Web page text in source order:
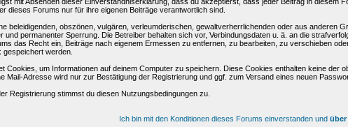
dieses Forums nur für ihre eigenen Beiträge verantwortlich sind.
beleidigenden, obszönen, vulgären, verleumderischen, gewaltverherrlichenden oder aus anderen
und permanenter Sperrung. Die Betreiber behalten sich vor, Verbindungsdaten u. ä. an die
das Recht ein, Beiträge nach eigenem Ermessen zu entfernen, zu bearbeiten, zu verschieben
gespeichert werden.
Cookies, um Informationen auf deinem Computer zu speichern. Diese Cookies enthalten keine der
Mail-Adresse wird nur zur Bestätigung der Registrierung und ggf. zum Versand eines neuen
Registrierung stimmst du diesen Nutzungsbedingungen zu.
Ich bin mit den Konditionen dieses Forums einverstanden und über